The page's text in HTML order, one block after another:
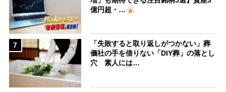
億円超・…
7
「失敗すると取り返しがつかない」葬
儀社の手を借りない「DIY葬」の落とし
穴 素人には…